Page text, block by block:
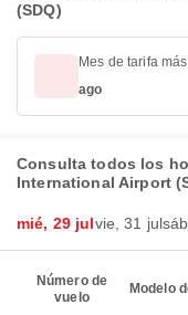
(SDQ)
Mes de tarifa
ago
Consulta todos los
International Airport
mié, 29 julvie, 31 jul
Número de
vuelo
Modelo